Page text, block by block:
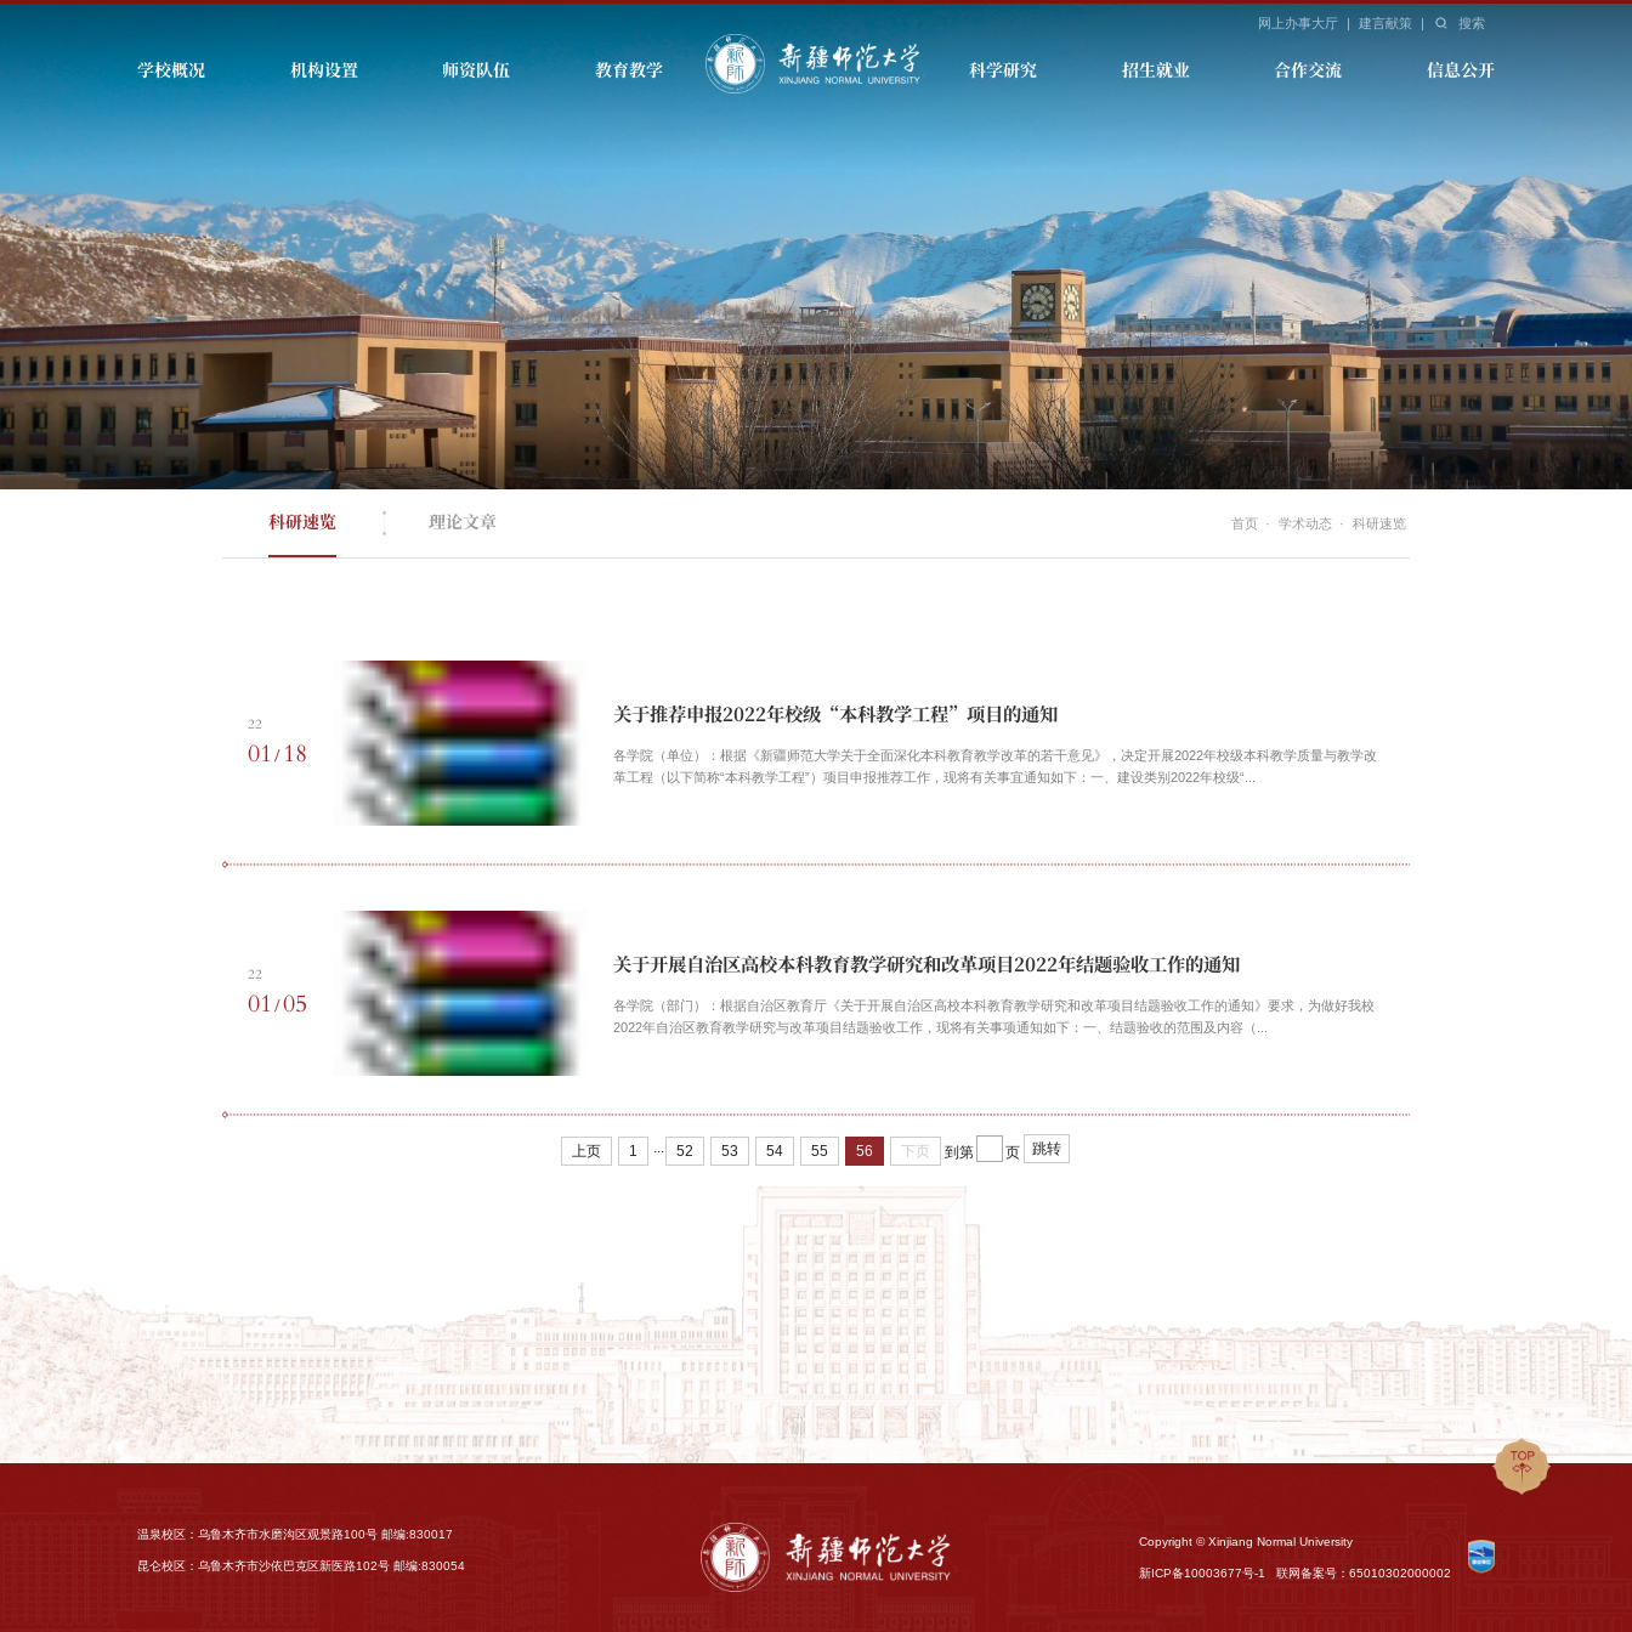
网上办事大厅 | 建言献策 | 搜索
学校概况 机构设置 师资队伍 教育教学 科学研究 招生就业 合作交流 信息公开
科研速览 理论文章 首页 · 学术动态 · 科研速览
22
01 / 18
关于推荐申报2022年校级“本科教学工程”项目的通知
各学院（单位）：根据《新疆师范大学关于全面深化本科教育教学改革的若干意见》，决定开展2022年校级本科教学质量与教学改
革工程（以下简称“本科教学工程”）项目申报推荐工作，现将有关事宜通知如下：一、建设类别2022年校级“...
22
01 /05
关于开展自治区高校本科教育教学研究和改革项目2022年结题验收工作的通知
各学院（部门）：根据自治区教育厅《关于开展自治区高校本科教育教学研究和改革项目结题验收工作的通知》要求，为做好我校
2022年自治区教育教学研究与改革项目结题验收工作，现将有关事项通知如下：一、结题验收的范围及内容（...
上页 1 ... 52 53 54 55 56 下页 到第 页 跳转
温泉校区：乌鲁木齐市水磨沟区观景路100号 邮编:830017
昆仑校区：乌鲁木齐市沙依巴克区新医路102号 邮编:830054
Copyright © Xinjiang Normal University
新ICP备10003677号-1 联网备案号：65010302000002